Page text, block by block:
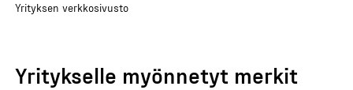
Yrityksen verkkosivusto
Yritykselle myönnetyt merkit